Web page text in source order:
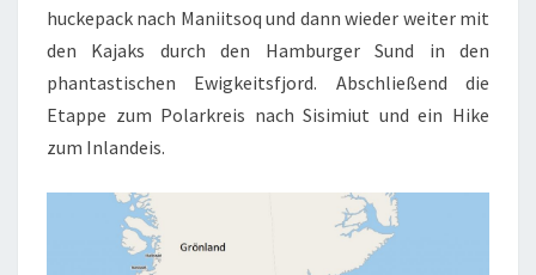
huckepack nach Maniitsoq und dann wieder weiter mit
den Kajaks durch den Hamburger Sund in den
phantastischen Ewigkeitsfjord. Abschließend die
Etappe zum Polarkreis nach Sisimiut und ein Hike
zum Inlandeis.